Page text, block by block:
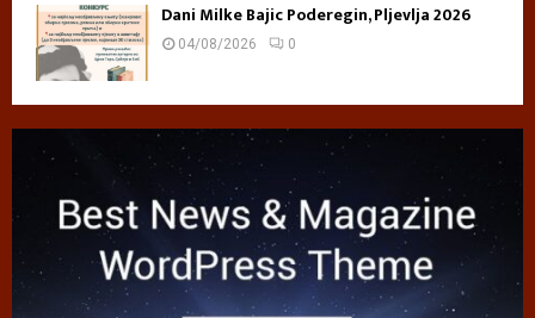
Dani Milke Bajic Poderegin, Pljevlja 2026
04/08/2026 0